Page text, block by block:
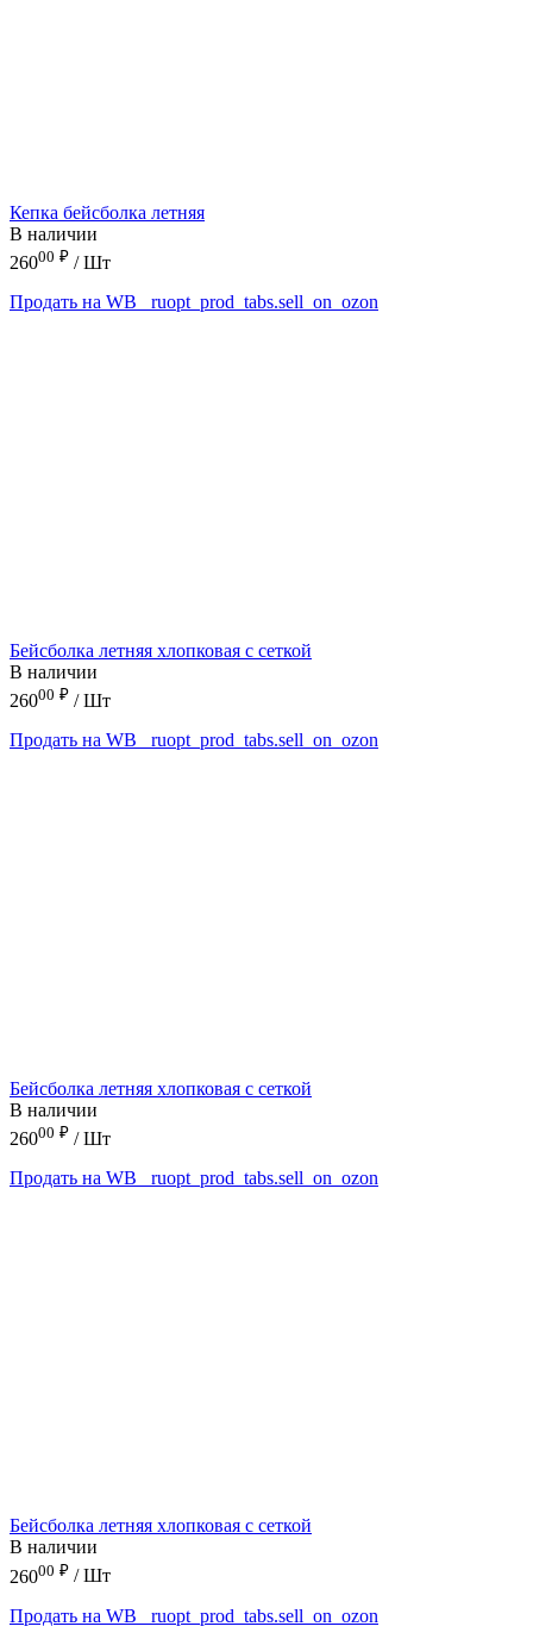
Кепка бейсболка летняя
В наличии
26000 ₽ / Шт
Продать на WB
_ruopt_prod_tabs.sell_on_ozon
Бейсболка летняя хлопковая с сеткой
В наличии
26000 ₽ / Шт
Продать на WB
_ruopt_prod_tabs.sell_on_ozon
Бейсболка летняя хлопковая с сеткой
В наличии
26000 ₽ / Шт
Продать на WB
_ruopt_prod_tabs.sell_on_ozon
Бейсболка летняя хлопковая с сеткой
В наличии
26000 ₽ / Шт
Продать на WB
_ruopt_prod_tabs.sell_on_ozon